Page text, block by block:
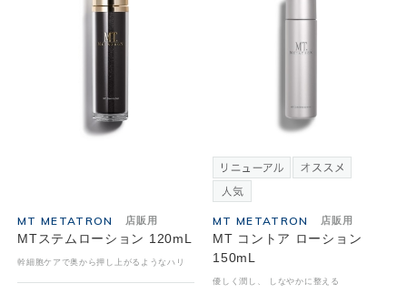
MT METATRON 店販用
MTステムローション 120mL
幹細胞ケアで奥から押し上がるようなハリ
MT METATRON 店販用
MT コントア ローション
150mL
優しく潤し、 しなやかに整える